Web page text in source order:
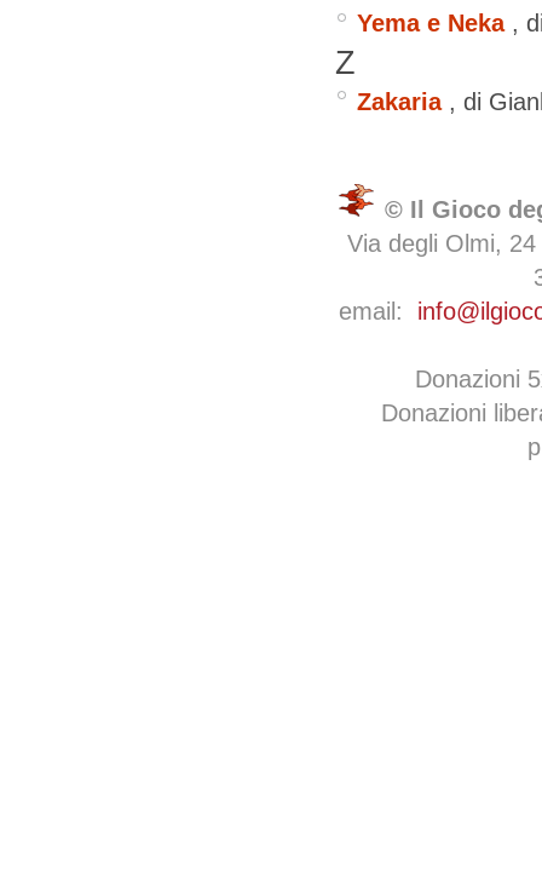
Yema e Neka ,
Z
Zakaria , di
© Il Gioco
Via degli Olmi,
email:
Donazioni
Donazioni